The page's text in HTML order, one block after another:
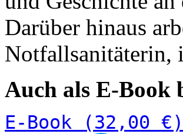
Darüber hinaus
Notfallsanitäterin,
Auch als E-Book
E-Book (32,00